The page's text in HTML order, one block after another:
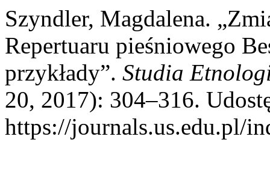
Szyndler, Magdalena.
Repertuaru pieśniowego
przykłady”. Studia
20, 2017): 304–316.
https://journals.us.edu.pl/